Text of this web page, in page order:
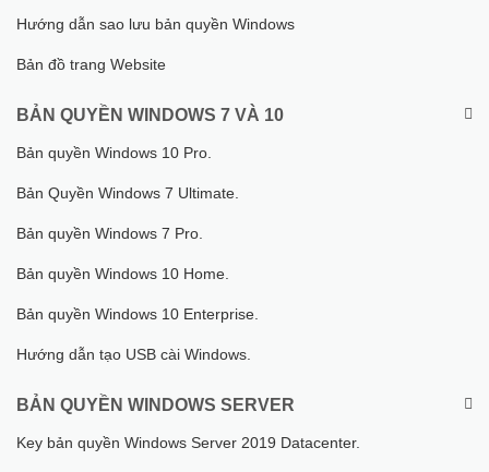
Hướng dẫn sao lưu bản quyền Windows
Bản đồ trang Website
BẢN QUYỀN WINDOWS 7 VÀ 10
Bản quyền Windows 10 Pro.
Bản Quyền Windows 7 Ultimate.
Bản quyền Windows 7 Pro.
Bản quyền Windows 10 Home.
Bản quyền Windows 10 Enterprise.
Hướng dẫn tạo USB cài Windows.
BẢN QUYỀN WINDOWS SERVER
Key bản quyền Windows Server 2019 Datacenter.